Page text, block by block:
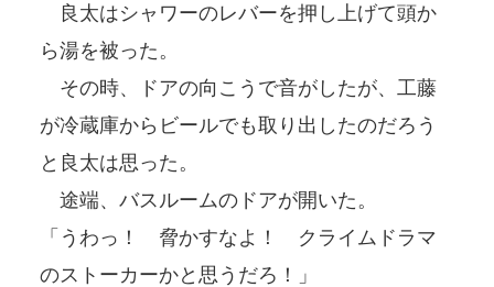
良太はシャワーのレバーを押し上げて頭か
ら湯を被った。
その時、ドアの向こうで音がしたが、工藤
が冷蔵庫からビールでも取り出したのだろう
と良太は思った。
途端、バスルームのドアが開いた。
「うわっ！ 脅かすなよ！ クライムドラマ
のストーカーかと思うだろ！」